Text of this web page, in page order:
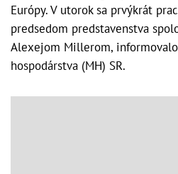
Európy. V utorok sa prvýkrát
predsedom predstavenstva
Alexejom Millerom,
hospodárstva (MH) SR.